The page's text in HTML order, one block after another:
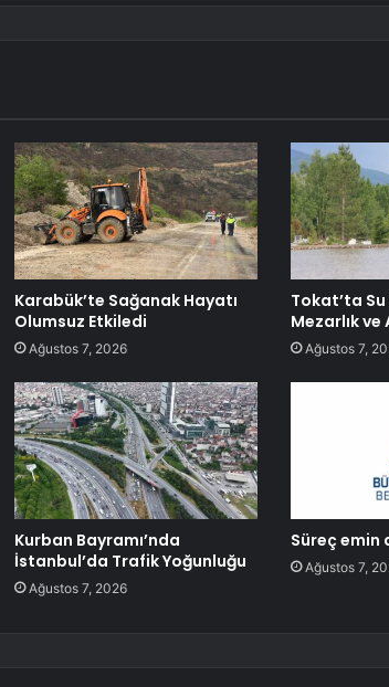
Karabük’te Sağanak Hayatı
Olumsuz Etkiledi
Ağustos 7, 2026
Tokat’ta
Mezarlık
Ağustos 7,
Kurban Bayramı’nda
İstanbul’da Trafik Yoğunluğu
Ağustos 7, 2026
Süreç emin
Ağustos 7,